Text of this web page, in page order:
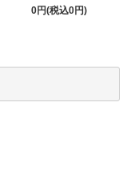
0円(税込0円)